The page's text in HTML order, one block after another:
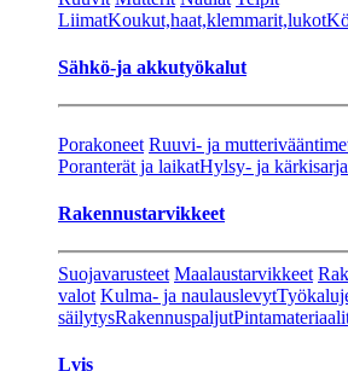
LiimatKoukut,haat,klemmarit,lukot
Sähkö-ja akkutyökalut
Porakoneet Ruuvi- ja
Poranterät ja laikatHylsy- ja
Rakennustarvikkeet
Suojavarusteet Maalaustarvikkeet
valot Kulma- ja naulauslevyt
säilytysRakennuspaljut
Lvis